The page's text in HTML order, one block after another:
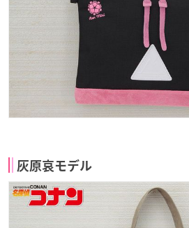
灰原哀モデル